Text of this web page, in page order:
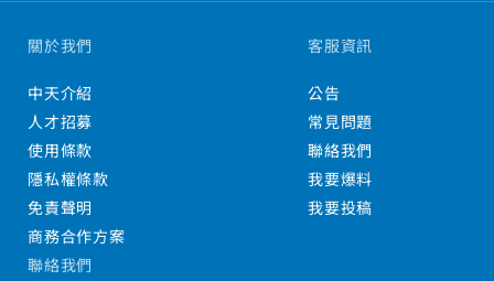
關於我們
中天介紹
人才招募
使用條款
隱私權條款
免責聲明
商務合作方案
客服資訊
公告
常見問題
聯絡我們
我要爆料
我要投稿
聯絡我們